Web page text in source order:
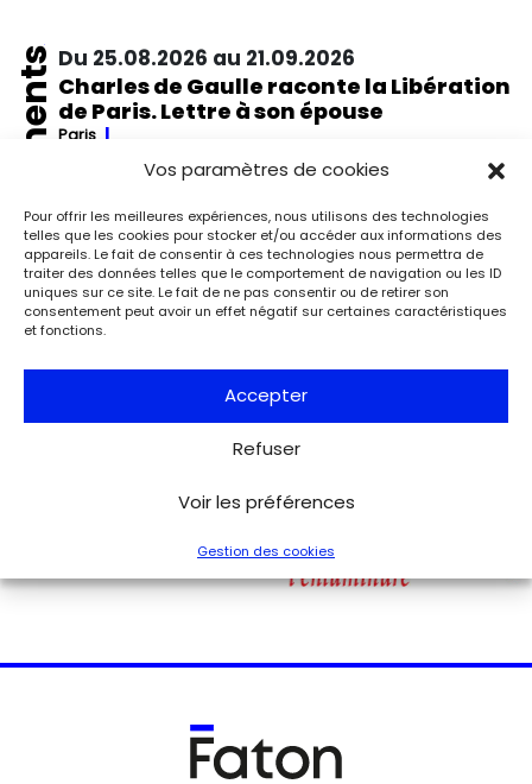
Vos paramètres de cookies
Pour offrir les meilleures expériences, nous utilisons des technologies
telles que les cookies pour stocker et/ou accéder aux informations des
appareils. Le fait de consentir à ces technologies nous permettra de
traiter des données telles que le comportement de navigation ou les ID
uniques sur ce site. Le fait de ne pas consentir ou de retirer son
consentement peut avoir un effet négatif sur certaines caractéristiques
et fonctions.
Accepter
Refuser
Voir les préférences
Gestion des cookies
ÉvénementsDu 25.08.2026 au 21.09.2026
Charles de Gaulle raconte la Libération
de Paris. Lettre à son épouse
Paris
Musée de la Libération de Paris – musée du général
Leclerc – musée Jean Moulin
musée de la Libération de Paris – musée du général
Leclerc – musée Jean Moulin expose la lettre du 27 août
1944 de Charles de Gaulle à son épouse Yvonne, lui narrant
les événements de la Libération de Paris.
Voir tous les événements